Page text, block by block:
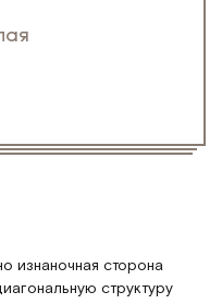
изнаночная сторона
структуру